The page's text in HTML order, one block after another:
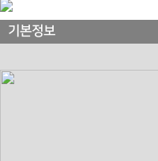
기본정보